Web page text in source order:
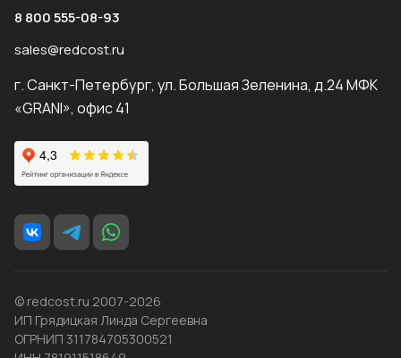
8 800 555-08-93
sales@redcost.ru
г. Санкт-Петербург, ул. Большая Зеленина, д.24 МФК
«GRANI», офис 41
© redcost.ru 2007-2026
ИП Грядицкая Линда Сергеевна
ОГРНИП 311784705300521